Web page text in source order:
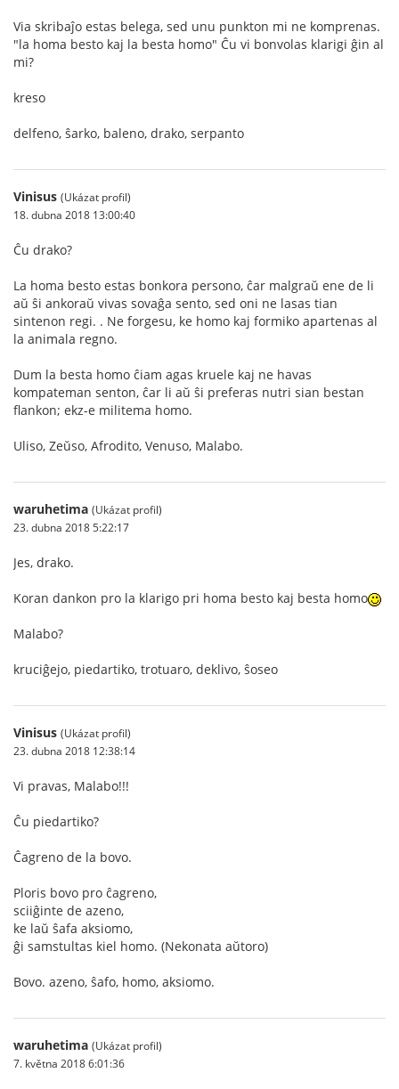
Via skribaĵo estas belega, sed unu punkton mi ne komprenas.
"la homa besto kaj la besta homo" Ĉu vi bonvolas klarigi ĝin al
mi?
kreso
delfeno, ŝarko, baleno, drako, serpanto
Vinisus (Ukázat profil)
18. dubna 2018 13:00:40
Ĉu drako?
La homa besto estas bonkora persono, ĉar malgraŭ ene de li
aŭ ŝi ankoraŭ vivas sovaĝa sento, sed oni ne lasas tian
sintenon regi. . Ne forgesu, ke homo kaj formiko apartenas al
la animala regno.
Dum la besta homo ĉiam agas kruele kaj ne havas
kompateman senton, ĉar li aŭ ŝi preferas nutri sian bestan
flankon; ekz-e militema homo.
Uliso, Zeŭso, Afrodito, Venuso, Malabo.
waruhetima (Ukázat profil)
23. dubna 2018 5:22:17
Jes, drako.
Koran dankon pro la klarigo pri homa besto kaj besta homo
Malabo?
kruciĝejo, piedartiko, trotuaro, deklivo, ŝoseo
Vinisus (Ukázat profil)
23. dubna 2018 12:38:14
Vi pravas, Malabo!!!
Ĉu piedartiko?
Ĉagreno de la bovo.
Ploris bovo pro ĉagreno,
sciiĝinte de azeno,
ke laŭ ŝafa aksiomo,
ĝi samstultas kiel homo. (Nekonata aŭtoro)
Bovo. azeno, ŝafo, homo, aksiomo.
waruhetima (Ukázat profil)
7. května 2018 6:01:36